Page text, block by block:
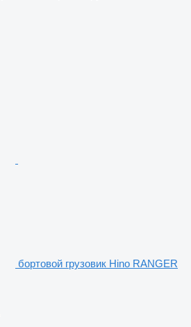
бортовой грузовик Hino RANGER